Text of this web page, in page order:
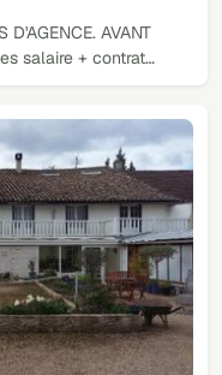
D'AGENCE. AVANT
salaire + contrat…